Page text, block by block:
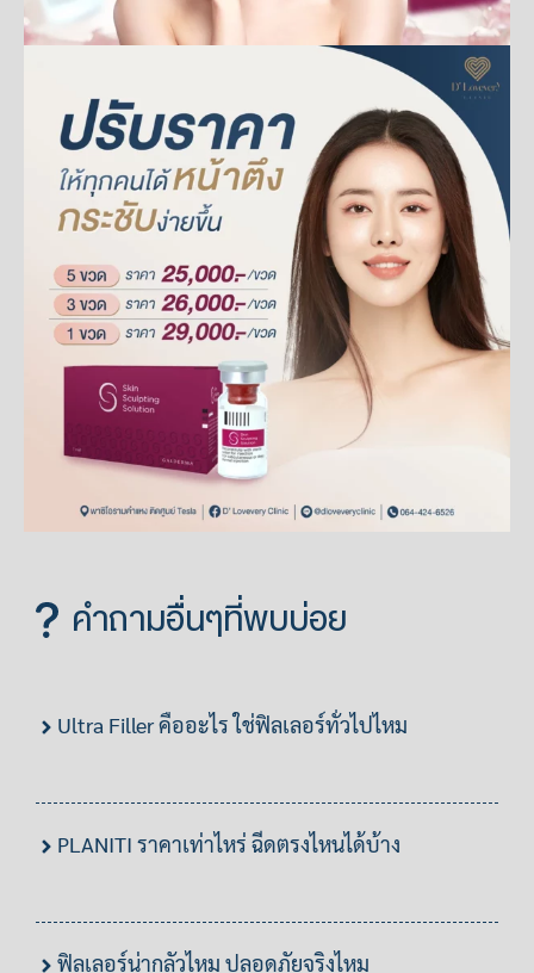
คำถามอื่นๆที่พบบ่อย
Ultra Filler คืออะไร ใช่ฟิลเลอร์ทั่วไปไหม
PLANITI ราคาเท่าไหร่ ฉีดตรงไหนได้บ้าง
ฟิลเลอร์น่ากลัวไหม ปลอดภัยจริงไหม